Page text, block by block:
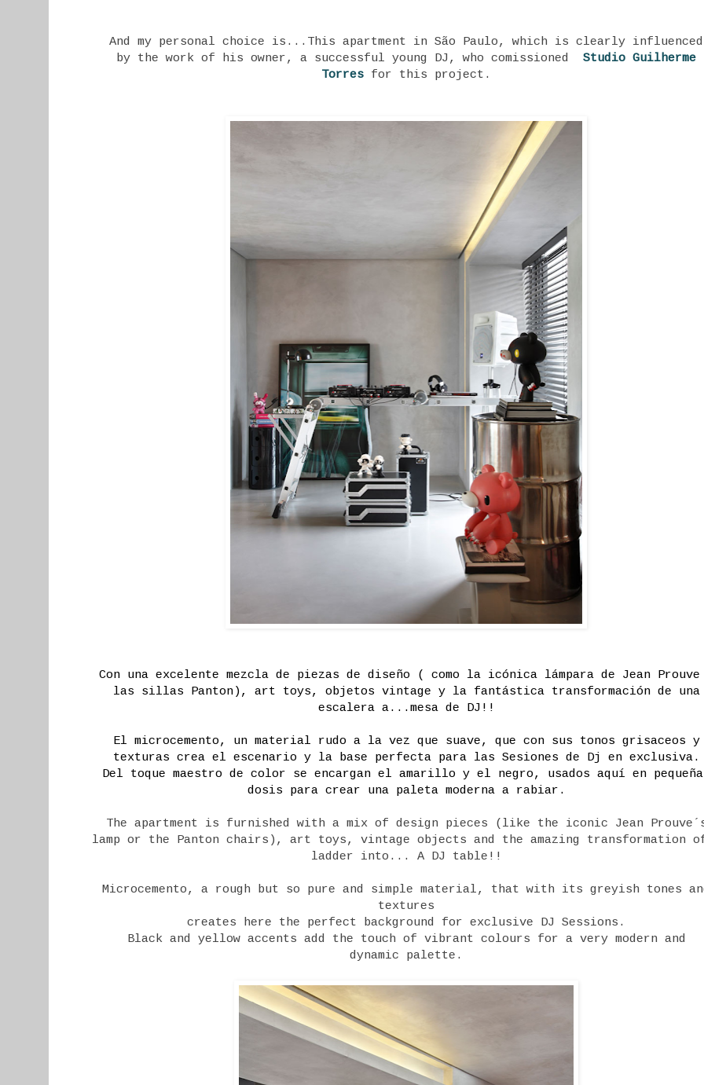
And my personal choice is...This apartment in São Paulo, which is clearly influenced
by the work of his owner, a successful young DJ, who comissioned
Studio Guilherme
Torres for this project.
Con una excelente mezcla de piezas de diseño ( como la icónica lámpara de Jean Prouve
las sillas Panton), art toys, objetos vintage y la fantástica transformación de una
escalera a...mesa de DJ!!
El microcemento, un material rudo a la vez que suave, que con sus tonos grisaceos y
texturas crea el escenario y la base perfecta para las Sesiones de Dj en exclusiva.
Del toque maestro de color se encargan el amarillo y el negro, usados aquí en
dosis para crear una paleta moderna a rabiar.
The apartment is furnished with a mix of design pieces (like the iconic Jean
lamp or the Panton chairs), art toys, vintage objects and the amazing transformation
ladder into... A DJ table!!
Microcemento, a rough but so pure and simple material, that with its greyish tones
textures
creates here the perfect background for exclusive DJ Sessions.
Black and yellow accents add the touch of vibrant colours for a very modern and
dynamic palette.